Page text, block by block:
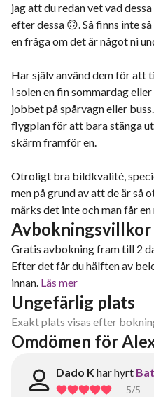
jag att du redan vet vad
efter dessa 🙃. Så finns inte
en fråga om det är något ni
Har själv använd dem för att
i solen en fin sommardag
jobbet på spårvagn eller
flygplan för att bara stänga
skärm framför en.
Otroligt bra bildkvalité,
men på grund av att de är så
märks det inte och man får
Avbokningsvillkor
Gratis avbokning fram till 2
Efter det får du hälften av
innan. Läs mer
Ungefärlig plats
Exakt plats visas efter
Omdömen för
Dado K har hyrt
5/5